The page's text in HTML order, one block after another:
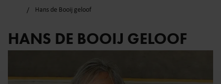
Hans de Booij geloof
HANS DE BOOIJ GELOOF